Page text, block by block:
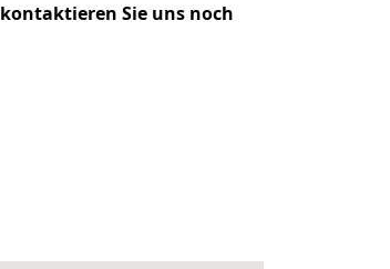
kontaktieren Sie uns noch